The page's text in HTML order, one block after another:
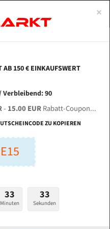
für 5200 mm Bi-Metall
mm
×
AB 150 € EINKAUFSWERT
Verbleibend: 90
- 15.00 EURRabatt-Coupon...
ZU KOPIEREN
33
Minuten
32
Sekunden